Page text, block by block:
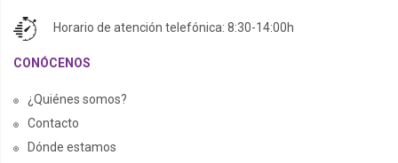
Horario de atención telefónica: 8:30-14:00h
CONÓCENOS
¿Quiénes somos?
Contacto
Dónde estamos